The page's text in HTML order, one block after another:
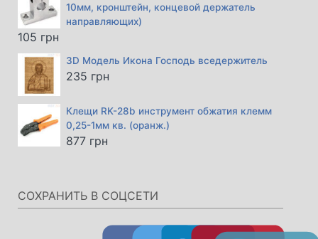
10мм, кронштейн, концевой держатель
направляющих)
105 грн
3D Модель Икона Господь вседержитель
235 грн
Клещи RK-28b инструмент обжатия клемм
0,25-1мм кв. (оранж.)
877 грн
СОХРАНИТЬ В СОЦСЕТИ